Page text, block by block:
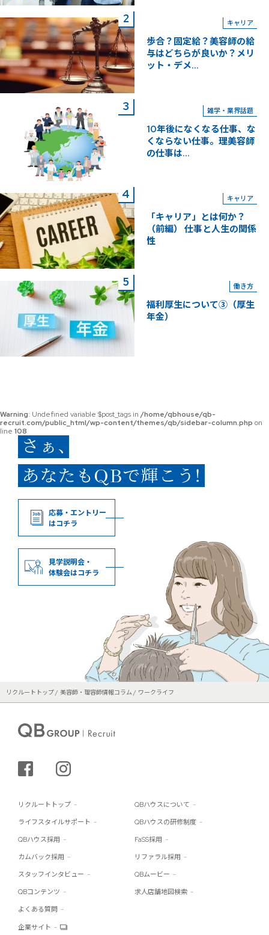
キャリア
歩合？固定給？美容師の給
与はどちらが良いか？メリ
ット・デメ...
雑学・業界話題
10年後になくなる仕事、な
くならない仕事。理美容師
の仕事は...
キャリア
「キャリア」とは何か？
（前編） 仕事と人生の関係
性
働き方
福利厚生について③（厚生
年金）
Warning: Undefined variable $post_tags in /home/qbhouse/qb-
recruit.com/public_html/wp-content/themes/qb/sidebar-column.php on
line 108
応募・エントリー
はコチラ
見学説明会・
体験会はコチラ
リクルートトップ 美容師・理容師情報コラム ワークライフ
シェアする
リクルートトップ QBハウスについて
ライフスタイルサポート QBハウスの研修制度
QBハウス採用 FaSS採用
カムバック採用 リファラル採用
スタッフインタビュー QBムービー
QBコンテンツ 求人店舗地図検索
よくある質問
企業サイト